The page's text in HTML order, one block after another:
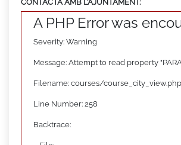
CONTACTA AMB L’AJUNTAMENT:
A PHP Error was
Severity: Warning
Message: Attempt to read property
Filename: courses/course_city_view.php
Line Number: 258
Backtrace: